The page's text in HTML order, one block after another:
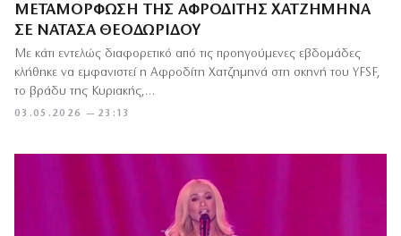
ΜΕΤΑΜΌΡΦΩΣΗ ΤΗΣ ΑΦΡΟΔΊΤΗΣ ΧΑΤΖΗΜΗΝΆ
ΣΕ ΝΑΤΆΣΑ ΘΕΟΔΩΡΊΔΟΥ
03.05.2026 — 23:13
Με κάτι εντελώς διαφορετικό από τις προηγούμενες εβδομάδες
κλήθηκε να εμφανιστεί η Αφροδίτη Χατζημηνά στη σκηνή του YFSF,
το βράδυ της Κυριακής,…